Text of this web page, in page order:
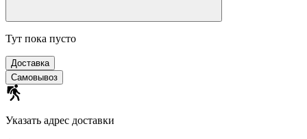
Тут пока пусто
Доставка
Самовывоз
Указать адрес доставки